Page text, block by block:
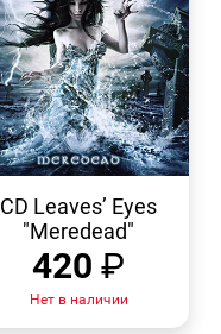
ПРОСМОТР
CD Leaves’ Eyes
"Meredead"
420 ₽
Нет в наличии